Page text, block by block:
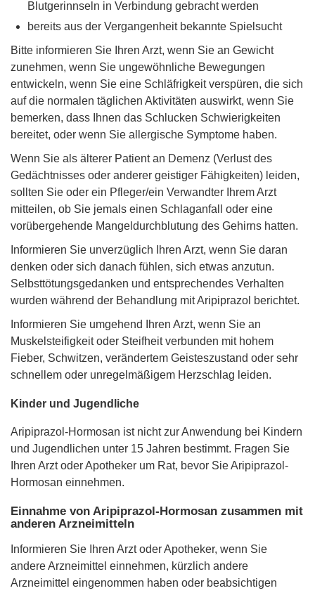
Blutgerinnseln in Verbindung gebracht werden
bereits aus der Vergangenheit bekannte Spielsucht
Bitte informieren Sie Ihren Arzt, wenn Sie an Gewicht
zunehmen, wenn Sie ungewöhnliche Bewegungen
entwickeln, wenn Sie eine Schläfrigkeit verspüren, die sich
auf die normalen täglichen Aktivitäten auswirkt, wenn Sie
bemerken, dass Ihnen das Schlucken Schwierigkeiten
bereitet, oder wenn Sie allergische Symptome haben.
Wenn Sie als älterer Patient an Demenz (Verlust des
Gedächtnisses oder anderer geistiger Fähigkeiten) leiden,
sollten Sie oder ein Pfleger/ein Verwandter Ihrem Arzt
mitteilen, ob Sie jemals einen Schlaganfall oder eine
vorübergehende Mangeldurchblutung des Gehirns hatten.
Informieren Sie unverzüglich Ihren Arzt, wenn Sie daran
denken oder sich danach fühlen, sich etwas anzutun.
Selbsttötungsgedanken und entsprechendes Verhalten
wurden während der Behandlung mit Aripiprazol berichtet.
Informieren Sie umgehend Ihren Arzt, wenn Sie an
Muskelsteifigkeit oder Steifheit verbunden mit hohem
Fieber, Schwitzen, verändertem Geisteszustand oder sehr
schnellem oder unregelmäßigem Herzschlag leiden.
Kinder und Jugendliche
Aripiprazol-Hormosan ist nicht zur Anwendung bei Kindern
und Jugendlichen unter 15 Jahren bestimmt. Fragen Sie
Ihren Arzt oder Apotheker um Rat, bevor Sie Aripiprazol-
Hormosan einnehmen.
Einnahme von Aripiprazol-Hormosan zusammen mit
anderen Arzneimitteln
Informieren Sie Ihren Arzt oder Apotheker, wenn Sie
andere Arzneimittel einnehmen, kürzlich andere
Arzneimittel eingenommen haben oder beabsichtigen